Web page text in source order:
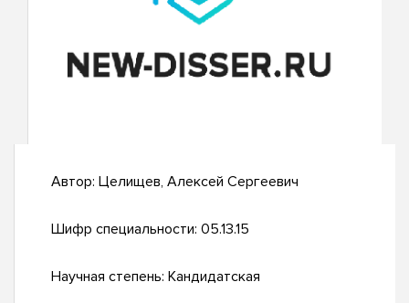
Автор: Целищев, Алексей Сергеевич
Шифр специальности: 05.13.15
Научная степень: Кандидатская